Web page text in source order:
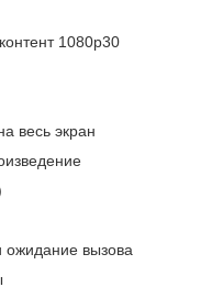
1080р30
весь экран
ожидание вызова